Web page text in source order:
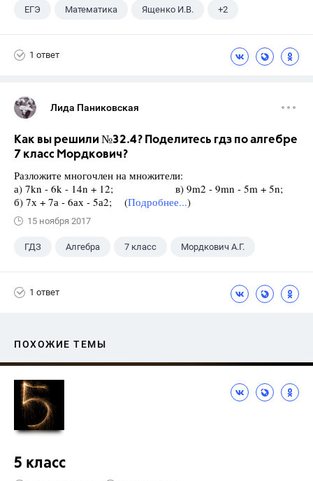
ЕГЭ Математика Ященко И.В. +2
1 ответ
Лида Паниковская
Как вы решили №32.4? Поделитесь гдз по алгебре
7 класс Мордкович?
Разложите многочлен на множители:
а) 7kn - 6k - 14n + 12; в) 9m2 - 9mn - 5m + 5n;
б) 7х + 7а - 6ах - 5а2; (Подробнее...)
15 ноября 2017
ГДЗ Алгебра 7 класс Мордкович А.Г.
1 ответ
ПОХОЖИЕ ТЕМЫ
5 класс